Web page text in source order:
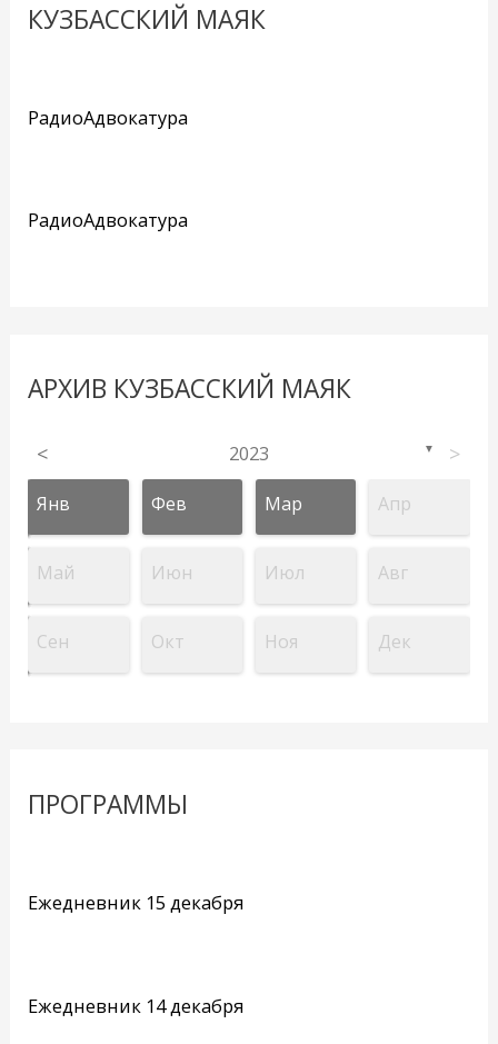
КУЗБАССКИЙ МАЯК
РадиоАдвокатура
РадиоАдвокатура
АРХИВ КУЗБАССКИЙ МАЯК
< 2023 ▼ >
Янв Фев Мар Апр
Май Июн Июл Авг
Сен Окт Ноя Дек
ПРОГРАММЫ
Ежедневник 15 декабря
Ежедневник 14 декабря